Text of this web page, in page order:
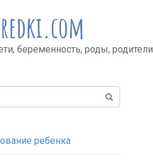
беременность, роды, родители
ребенка